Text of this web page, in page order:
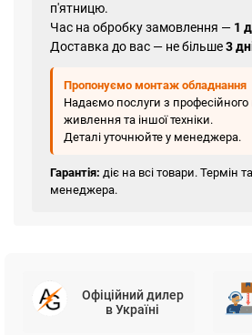
п'ятницю.
Час на обробку замовлення — 1
Доставка до вас — не більше3
Пропонуємо монтаж обладнання
Надаємо послуги з
живлення та іншої техніки.
Деталі уточнюйте у менеджера.
Гарантія: діє на всі товари. Термін
менеджера.
Офіційний дилер
в Україні